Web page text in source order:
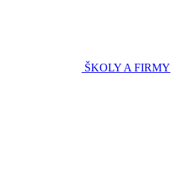
ŠKOLY A FIRMY